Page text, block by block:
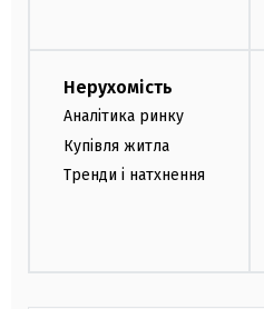
Нерухомість
Аналітика ринку
Купівля житла
Тренди і натхнення